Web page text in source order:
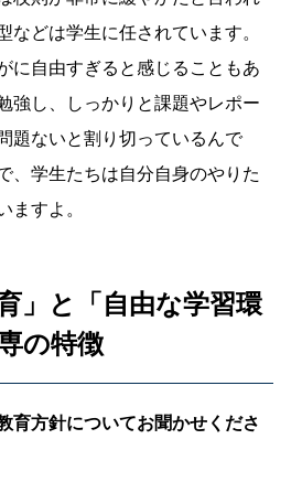
などは学生に任されています。
に自由すぎると感じることもあ
強し、しっかりと課題やレポー
題ないと割り切っているんで
、学生たちは自分自身のやりた
ますよ。
」と「自由な学習環
の特徴
育方針についてお聞かせくださ